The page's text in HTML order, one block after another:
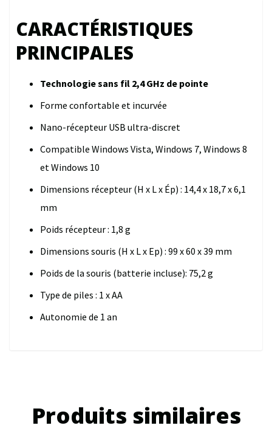
CARACTÉRISTIQUES
PRINCIPALES
Technologie sans fil 2,4 GHz de pointe
Forme confortable et incurvée
Nano-récepteur USB ultra-discret
Compatible Windows Vista, Windows 7, Windows 8
et Windows 10
Dimensions récepteur (H x L x Ép) : 14,4 x 18,7 x 6,1
mm
Poids récepteur : 1,8 g
Dimensions souris (H x L x Ep) : 99 x 60 x 39 mm
Poids de la souris (batterie incluse): 75,2 g
Type de piles : 1 x AA
Autonomie de 1 an
Produits similaires